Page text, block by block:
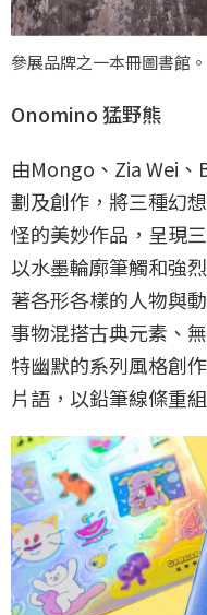
參展品牌之一本冊圖書館
Onomino 猛野熊
由Mongo、Zia Wei、
劃及創作，將三種幻
怪的美妙作品，呈現
以水墨輪廓筆觸和強
著各形各樣的人物與
事物混搭古典元素、
特幽默的系列風格創
片語，以鉛筆線條重